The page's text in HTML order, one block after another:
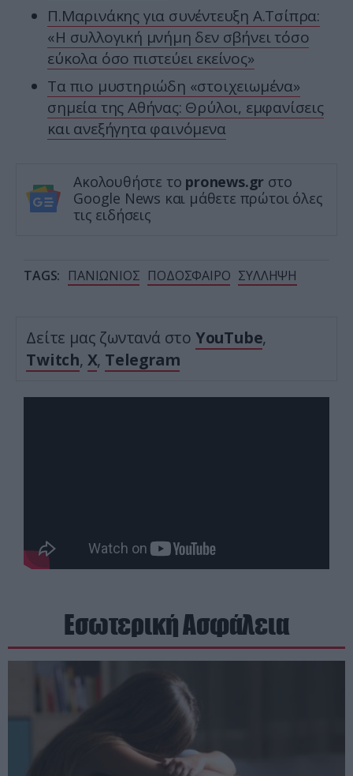
Π.Μαρινάκης για συνέντευξη Α.Τσίπρα:
«Η συλλογική μνήμη δεν σβήνει τόσο
εύκολα όσο πιστεύει εκείνος»
Τα πιο μυστηριώδη «στοιχειωμένα»
σημεία της Αθήνας: Θρύλοι, εμφανίσεις
και ανεξήγητα φαινόμενα
Ακολουθήστε το pronews.gr στο
Google News και μάθετε πρώτοι όλες
τις ειδήσεις
TAGS: ΠΑΝΙΩΝΙΟΣ ΠΟΔΟΣΦΑΙΡΟ ΣΥΛΛΗΨΗ
Δείτε μας ζωντανά στο YouTube,
Twitch, X, Telegram
Εσωτερική Ασφάλεια